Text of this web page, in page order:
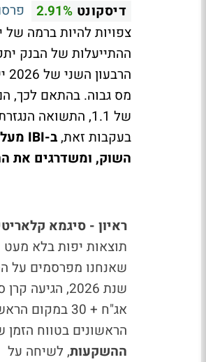
דיסקונט 2.91%
צפויות להיות ברמה
בעקבות זאת,
השוק, ומשדרגים את
ראיון - סיגמא
תוצאות יפות בלא מעט
שאנחנו מפרסמים על
הראשונים בטווח
ההשקעות, לשיחה על